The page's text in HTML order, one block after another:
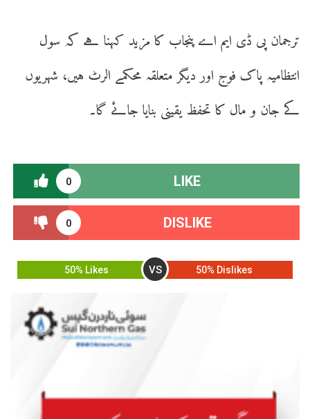
ترجمان پی ڈی ایم اے پنجاب کا مزید کہنا ہے کہ سول
انتظامیہ پاک فوج اور دیگر متعلقہ محکمے الرٹ ہیں، شہریوں
کے جان و مال کا تحفظ یقینی بنایا جائے گا۔
0 LIKE
0 DISLIKE
50% Likes VS 50% Dislikes